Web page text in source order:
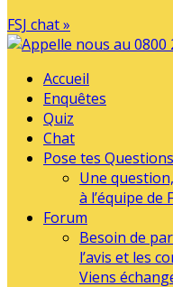
FSJ chat »
Accueil
Enquêtes
Quiz
Chat
Pose tes Questions
Une
à l’équipe de
Forum
Besoin de
l’avis et les
Viens